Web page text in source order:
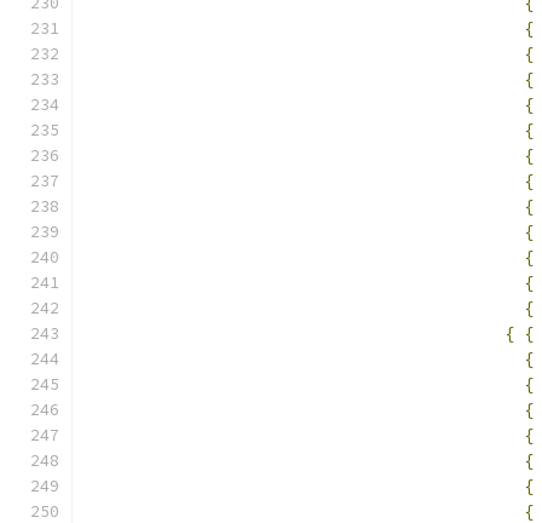
{
{
{
{
{
{
{
{
{
{
{
{
{ {
{
{
{
{
{
{
{